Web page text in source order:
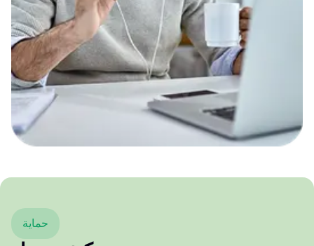
حماية